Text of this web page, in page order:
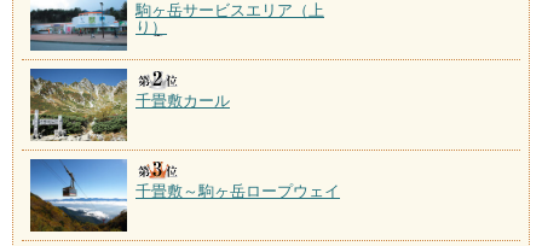
駒ヶ岳サービスエリア（上
り）
千畳敷カール
千畳敷～駒ヶ岳ロープウェイ